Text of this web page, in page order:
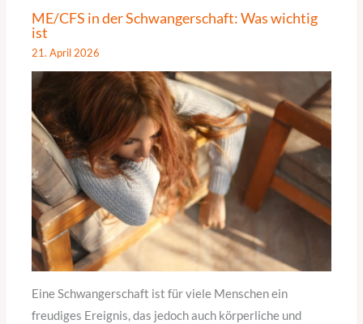
ME/CFS in der Schwangerschaft: Was wichtig
ist
21. April 2026
Eine Schwangerschaft ist für viele Menschen ein
freudiges Ereignis, das jedoch auch körperliche und